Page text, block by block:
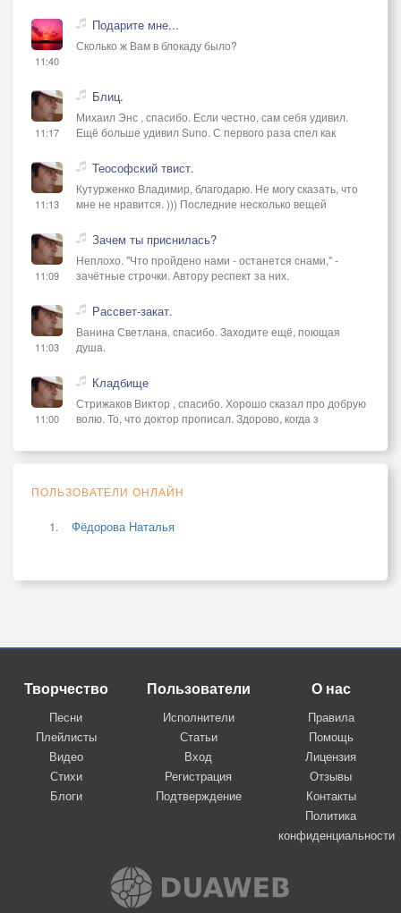
11:40
Подарите мне...
Сколько ж Вам в блокаду было?
11:17
Блиц.
Михаил Энс , спасибо. Если честно, сам себя удивил.
Ещё больше удивил Suno. С первого раза спел как
11:13
Теософский твист.
Кутурженко Владимир, благодарю. Не могу сказать, что
мне не нравится. ))) Последние несколько вещей
11:09
Зачем ты приснилась?
Неплохо. "Что пройдено нами - останется снами," -
зачётные строчки. Автору респект за них.
11:03
Рассвет-закат.
Ванина Светлана, спасибо. Заходите ещё, поющая
душа.
11:00
Кладбище
Стрижаков Виктор , спасибо. Хорошо сказал про добрую
волю. То, что доктор прописал. Здорово, когда з
ПОЛЬЗОВАТЕЛИ ОНЛАЙН
Фёдорова Наталья
Творчество
Песни
Плейлисты
Видео
Стихи
Блоги
Пользователи
Исполнители
Статьи
Вход
Регистрация
Подтверждение
О нас
Правила
Помощь
Лицензия
Отзывы
Контакты
Политика
конфиденциальности